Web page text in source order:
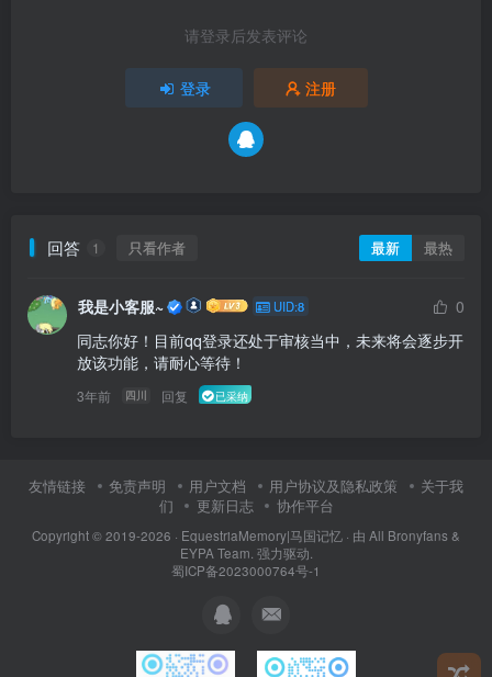
请登录后发表评论
登录 注册
回答 1 只看作者 最新 最热
我是小客服~ UID:8
0
同志你好！目前qq登录还处于审核当中，未来将会逐步开
放该功能，请耐心等待！
3年前 四川 回复 已采纳
友情链接 免责声明 用户文档 用户协议及隐私政策
关于我
们
更新日志 协作平台
Copyright © 2019-2026 · EquestriaMemory|马国记忆 · 由 All Bronyfans &
EYPA Team. 强力驱动.
蜀ICP备2023000764号-1